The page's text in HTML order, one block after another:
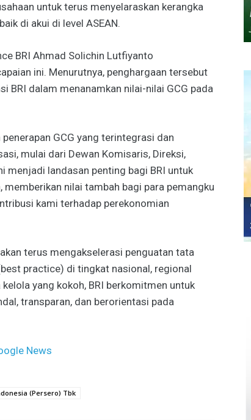
untuk terus menyelaraskan kerangka
di akui di level ASEAN.
BRI Ahmad Solichin Lutfiyanto
ini. Menurutnya, penghargaan tersebut
BRI dalam menanamkan nilai-nilai GCG pada
GCG yang terintegrasi dan
mulai dari Dewan Komisaris, Direksi,
menjadi landasan penting bagi BRI untuk
nilai tambah bagi para pemangku
kami terhadap perekonomian
terus mengakselerasi penguatan tata
practice) di tingkat nasional, regional
yang kokoh, BRI berkomitmen untuk
transparan, dan berorientasi pada
News
(Persero) Tbk